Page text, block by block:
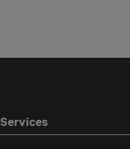
Services